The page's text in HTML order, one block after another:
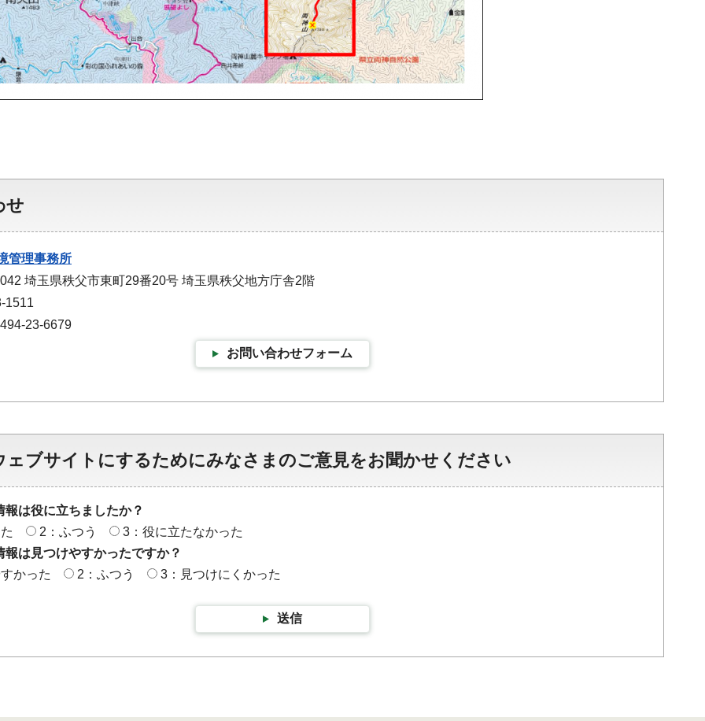
せ
管理事務所
埼玉県秩父市東町29番20号 埼玉県秩父地方庁舎2階
1511
23-6679
お問い合わせフォーム
ェブサイトにするためにみなさまのご意見をお聞かせください
報は役に立ちましたか？
2：ふつう
3：役に立たなかった
報は見つけやすかったですか？
かった
2：ふつう 3：見つけにくかった
送信